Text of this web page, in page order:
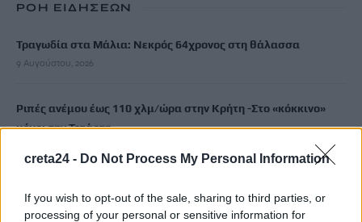
creta24 - Do Not Process My Personal Information
If you wish to opt-out of the sale, sharing to third parties, or
processing of your personal or sensitive information for
ΡΟΗ ΕΙΔΗΣΕΩΝ
Τραγωδία στα Μάλια: Νεκρός 64χρονος στη θάλασσα
9 Αυγούστου, 2026
Ριπές ανέμου έως 110 χλμ/ώρα στην Κρήτη -Στο «κόκκινο»
μέχρι την Τετάρτη
Ερυθρός Σταυρός: Νοσηλεύτρια στα Επείγοντα
ξυλοκοπήθηκε βάναυσα από ασθενή